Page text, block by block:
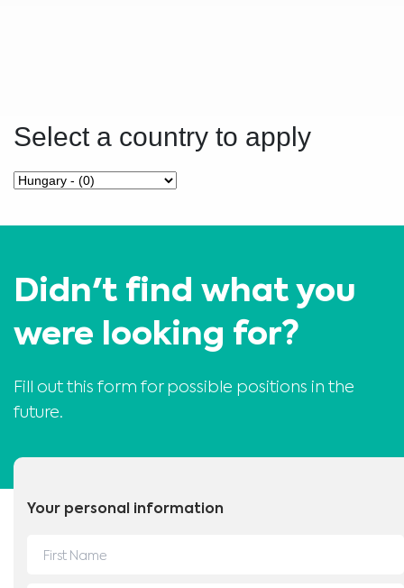
Az itt szereplő információk, többek között a szöveg, grafika, képek és egyéb
Select a country to apply
Didn't find what you
were looking for?
Fill out this form for possible positions in the
future.
Your personal information